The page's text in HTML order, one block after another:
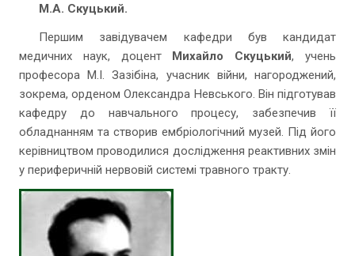
М.А. Скуцький.
Першим завідувачем кафедри був кандидат
медичних наук, доцент Михайло Скуцький, учень
професора М.І. Зазібіна, учасник війни, нагороджений,
зокрема, орденом Олександра Невського. Він підготував
кафедру до навчального процесу, забезпечив її
обладнанням та створив ембріологічний музей. Під його
керівництвом проводилися дослідження реактивних змін
у периферичній нервовій системі травного тракту.